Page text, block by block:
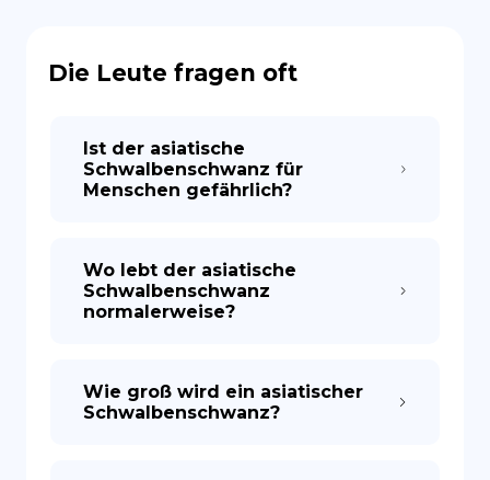
Die Leute fragen oft
Ist der asiatische
Schwalbenschwanz für
Menschen gefährlich?
Wo lebt der asiatische
Schwalbenschwanz
normalerweise?
Wie groß wird ein asiatischer
Schwalbenschwanz?